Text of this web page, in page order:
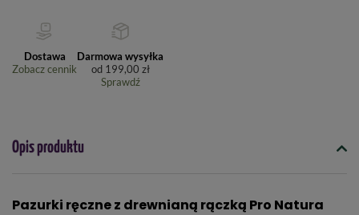
Dostawa
Zobacz cennik
Darmowa wysyłka
od 199,00 zł
Sprawdź
Opis produktu
Pazurki ręczne z drewnianą rączką Pro Natura